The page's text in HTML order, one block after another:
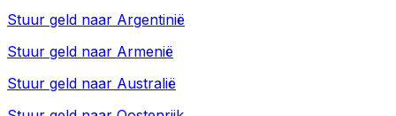
Stuur geld naar Argentinië
Stuur geld naar Armenië
Stuur geld naar Australië